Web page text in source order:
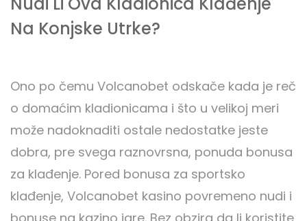
Na Konjske Utrke?
Ono po čemu Volcanobet odskače kada je reč
o domaćim kladionicama i što u velikoj meri
može nadoknaditi ostale nedostatke jeste
dobra, pre svega raznovrsna, ponuda bonusa
za klađenje. Pored bonusa za sportsko
klađenje, Volcanobet kasino povremeno nudi i